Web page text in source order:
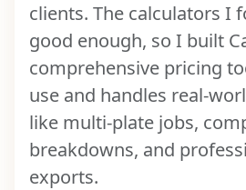
clients. The calculators I
good enough, so I built
comprehensive pricing
use and handles real-
like multi-plate jobs,
breakdowns, and
exports.